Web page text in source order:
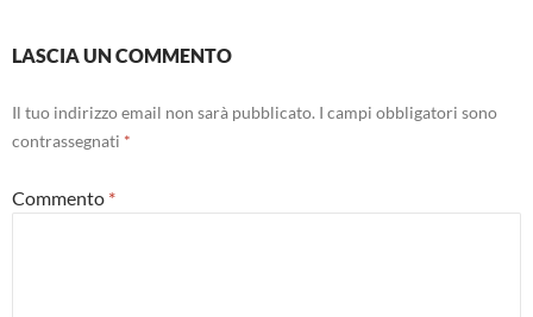
LASCIA UN COMMENTO
Il tuo indirizzo email non sarà pubblicato. I campi obbligatori sono
contrassegnati *
Commento *